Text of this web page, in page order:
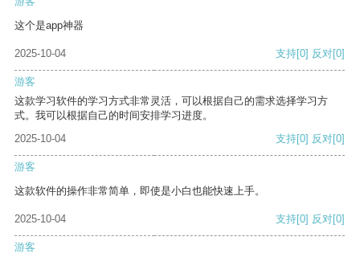
这个是app神器
2025-10-04 支持[0] 反对[0]
游客
这款学习软件的学习方式非常灵活，可以根据自己的需求选择学习方
式。我可以根据自己的时间安排学习进度。
2025-10-04
支持[0] 反对[0]
游客
这款软件的操作非常简单，即使是小白也能快速上手。
2025-10-04 支持[0] 反对[0]
游客